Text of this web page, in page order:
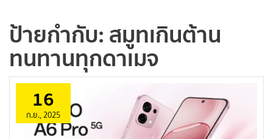
ป้ายกำกับ:สมูทเกินต้าน
ทนทานทุกดาเมจ
16
ก.ย., 2025